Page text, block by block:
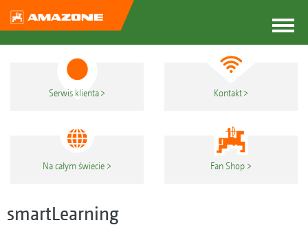
Serwis klienta Kontakt
Na całym świecie Fan Shop
smartLearning